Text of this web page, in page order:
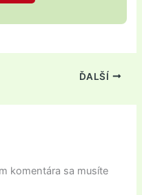
ĎALŠÍ
komentára sa musíte